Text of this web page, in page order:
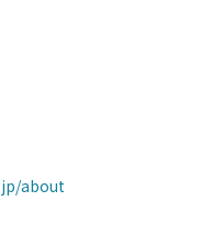
about